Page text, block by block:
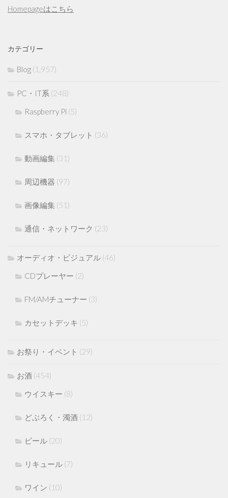
Homepageはこちら
カテゴリー
Blog (1,957)
PC・IT系 (248)
Raspberry Pi (5)
スマホ・タブレット (36)
動画編集 (31)
周辺機器 (97)
画像編集 (51)
通信・ネットワーク (23)
オーディオ・ビジュアル (46)
CDプレーヤー (2)
FM/AMチューナー (3)
カセットデッキ (5)
お祭り・イベント (29)
お酒 (454)
ウイスキー (8)
どぶろく・濁酒 (12)
ビール (20)
リキュール (7)
ワイン (10)